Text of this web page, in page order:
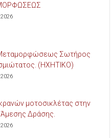
Σωτήρος
(ΗΧΗΤΙΚΟ)
μοτοσικλέτας στην
Δράσης.